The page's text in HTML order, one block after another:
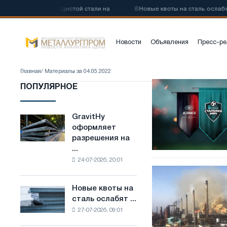
низкоуглеродистой стали на Новые квоты на сталь ослабят
Новости Объявления Пресс-
Главная/ Материалы за 04.05.2022
ПОПУЛЯРНОЕ
GravitHy
оформляет
разрешения
строительство
производству
низкоуглеродистой
GravitHy
оформляет
разрешения на
...
24-07-2026, 20:01
Новые
квоты
на
Новые квоты на
сталь ослабят ...
27-07-2026, 09:01
В
Абинске
разыграли
«Стальной
организовал
школьников
Метинвест
законсервирует
крупнейший
коксохимический
завод
Европы